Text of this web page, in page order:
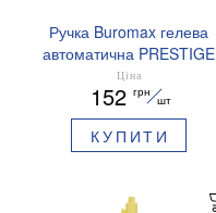
Ручка Buromax гелева
автоматична PRESTIGE
SILVER 0,5 мм сині
чорнила BM.83102
Ціна
152 грн
шт
КУПИТИ